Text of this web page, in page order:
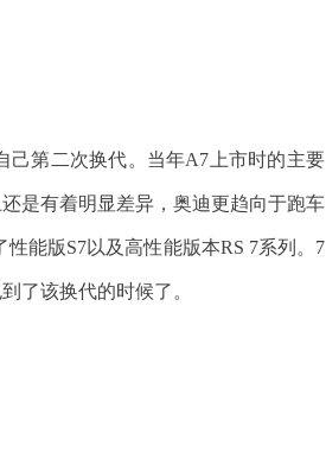
己第二次换代。当年A7上市时的主要
是有着明显差异，奥迪更趋向于跑车
能版S7以及高性能版本RS 7系列。7
了该换代的时候了。